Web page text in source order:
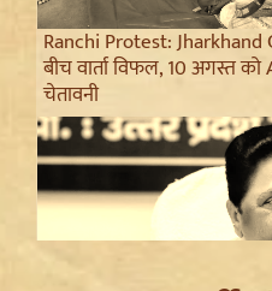
Ranchi Protest:
बीच वार्ता विफल, 10 अगस्त
चेतावनी